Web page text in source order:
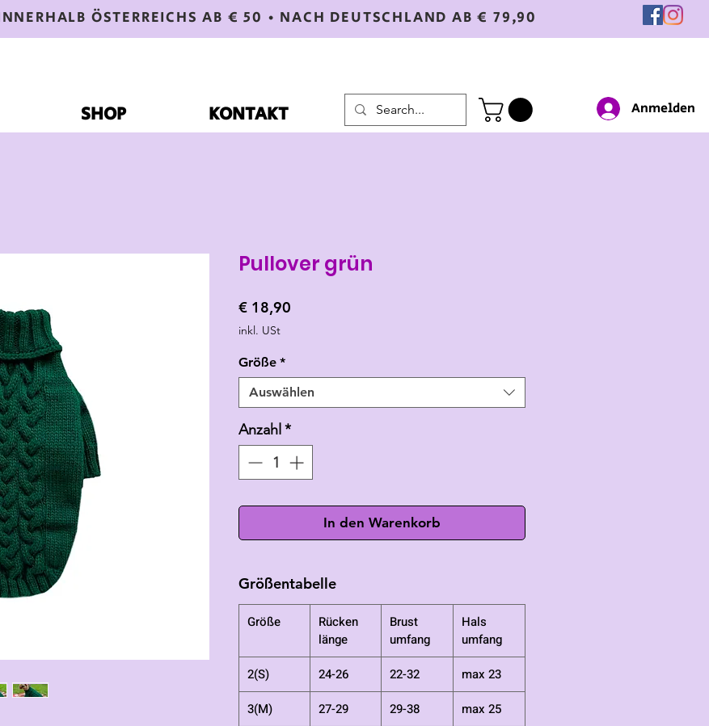
ÖSTERREICHS AB € 50 • NACH DEUTSCHLAND AB € 79,90
SHOP KONTAKT Anmelden
Pullover grün
€ 18,90
inkl. USt
Größe *
Auswählen
Anzahl *
In den Warenkorb
Größentabelle
Größe
Rücken
länge
Brust
umfang
Hals
umfang
2(S)
24-26 22-32
max 23
3(M)
27-29 29-38
max 25